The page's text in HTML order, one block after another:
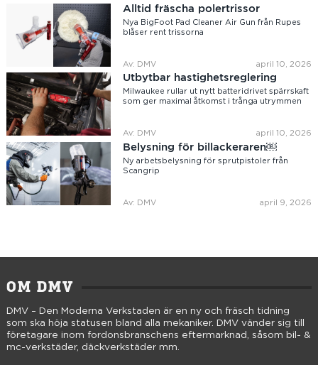
Alltid fräscha polertrissor
Nya BigFoot Pad Cleaner Air Gun från Rupes
blåser rent trissorna
Av: DMV april 10, 2026
Utbytbar hastighetsreglering
Milwaukee rullar ut nytt batteridrivet spärrskaft
som ger maximal åtkomst i trånga utrymmen
Av: DMV april 10, 2026
Belysning för billackeraren￼
Ny arbetsbelysning för sprutpistoler från
Scangrip
Av: DMV april 9, 2026
OM DMV
DMV – Den Moderna Verkstaden är en ny och fräsch tidning
som ska höja statusen bland alla mekaniker. DMV vänder sig till
företagare inom fordonsbranschens eftermarknad, såsom bil- &
mc-verkstäder, däckverkstäder mm.